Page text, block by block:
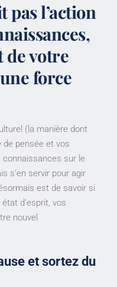
pas l’action
de votre
force
(la manière dont
pensée et vos
sur le
s’en servir pour agir
est de savoir si
d’esprit, vos
nouvel
et sortez du